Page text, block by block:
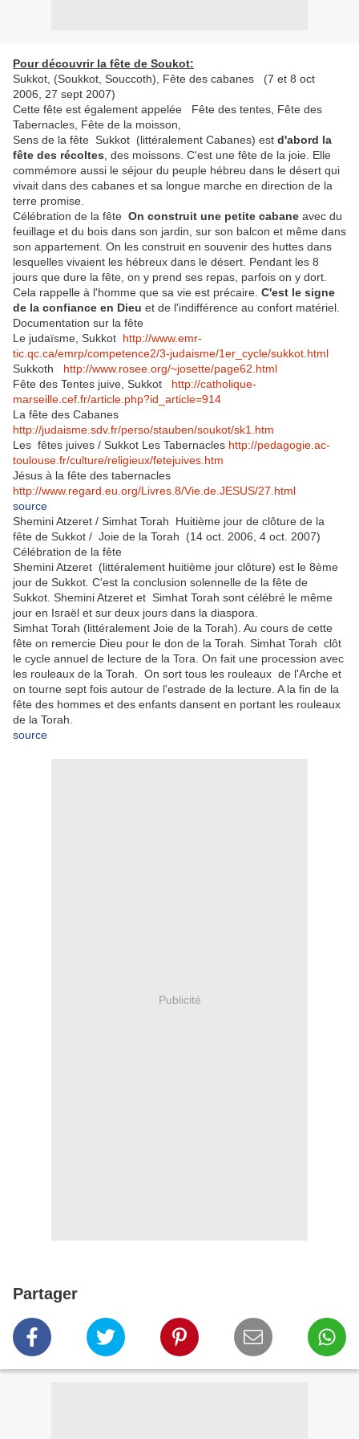
Pour découvrir la fête de Soukot:
Sukkot, (Soukkot, Souccoth), Fête des cabanes (7 et 8 oct
2006, 27 sept 2007)
Cette fête est également appelée Fête des tentes, Fête des
Tabernacles, Fête de la moisson,
Sens de la fête Sukkot (littéralement Cabanes) est d'abord la
fête des récoltes , des moissons. C'est une fête de la joie. Elle
commémore aussi le séjour du peuple hébreu dans le désert qui
vivait dans des cabanes et sa longue marche en direction de la
terre promise.
Célébration de la fête On construit une petite cabane avec du
feuillage et du bois dans son jardin, sur son balcon et même dans
son appartement. On les construit en souvenir des huttes dans
lesquelles vivaient les hébreux dans le désert. Pendant les 8
jours que dure la fête, on y prend ses repas, parfois on y dort.
Cela rappelle à l'homme que sa vie est précaire. C'est le signe
de la confiance en Dieu et de l'indifférence au confort matériel.
Documentation sur la fête
Le judaïsme, Sukkot http://www.emr-
tic.qc.ca/emrp/competence2/3-judaisme/1er_cycle/sukkot.html
Sukkoth http://www.rosee.org/~josette/page62.html
Fête des Tentes juive, Sukkot http://catholique-
marseille.cef.fr/article.php?id_article=914
La fête des Cabanes
http://judaisme.sdv.fr/perso/stauben/soukot/sk1.htm
Les fêtes juives / Sukkot Les Tabernacles http://pedagogie.ac-
toulouse.fr/culture/religieux/fetejuives.htm
Jésus à la fête des tabernacles
http://www.regard.eu.org/Livres.8/Vie.de.JESUS/27.html
source
Shemini Atzeret / Simhat Torah Huitième jour de clôture de la
fête de Sukkot / Joie de la Torah (14 oct. 2006, 4 oct. 2007)
Célébration de la fête
Shemini Atzeret (littéralement huitième jour clôture) est le 8ème
jour de Sukkot. C'est la conclusion solennelle de la fête de
Sukkot. Shemini Atzeret et Simhat Torah sont célébré le même
jour en Israël et sur deux jours dans la diaspora.
Simhat Torah (littéralement Joie de la Torah). Au cours de cette
fête on remercie Dieu pour le don de la Torah. Simhat Torah clôt
le cycle annuel de lecture de la Tora. On fait une procession avec
les rouleaux de la Torah. On sort tous les rouleaux de l'Arche et
on tourne sept fois autour de l'estrade de la lecture. A la fin de la
fête des hommes et des enfants dansent en portant les rouleaux
de la Torah.
source
Publicité
Partager